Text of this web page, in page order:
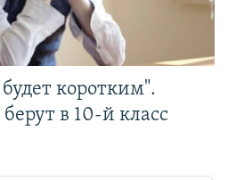
коротким".
в 10-й класс